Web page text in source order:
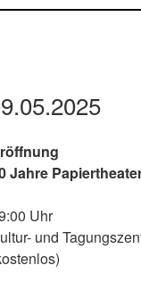
Jahre
Uhr
und